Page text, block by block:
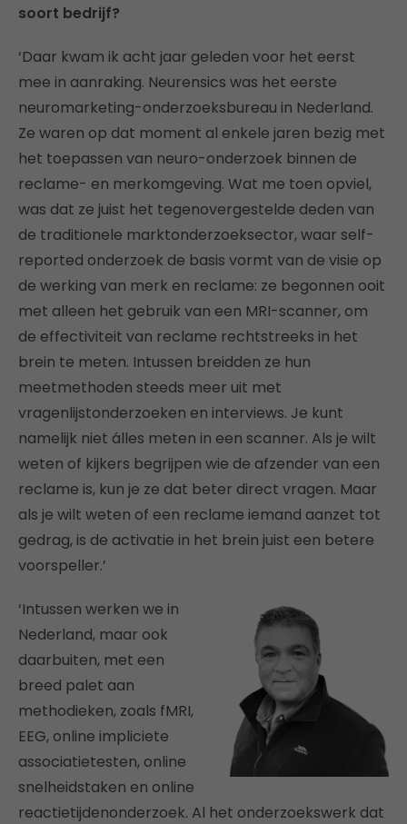
soort bedrijf?
‘Daar kwam ik acht jaar geleden voor het eerst
mee in aanraking. Neurensics was het eerste
neuromarketing-onderzoeksbureau in Nederland.
Ze waren op dat moment al enkele jaren bezig met
het toepassen van neuro-onderzoek binnen de
reclame- en merkomgeving. Wat me toen opviel,
was dat ze juist het tegenovergestelde deden van
de traditionele marktonderzoeksector, waar self-
reported onderzoek de basis vormt van de visie op
de werking van merk en reclame: ze begonnen ooit
met alleen het gebruik van een MRI-scanner, om
de effectiviteit van reclame rechtstreeks in het
brein te meten. Intussen breidden ze hun
meetmethoden steeds meer uit met
vragenlijstonderzoeken en interviews. Je kunt
namelijk niet álles meten in een scanner. Als je wilt
weten of kijkers begrijpen wie de afzender van een
reclame is, kun je ze dat beter direct vragen. Maar
als je wilt weten of een reclame iemand aanzet tot
gedrag, is de activatie in het brein juist een betere
voorspeller.’
‘Intussen werken we in
Nederland, maar ook
daarbuiten, met een
breed palet aan
methodieken, zoals fMRI,
EEG, online impliciete
associatietesten, online
snelheidstaken en online
reactietijdenonderzoek. Al het onderzoekswerk dat